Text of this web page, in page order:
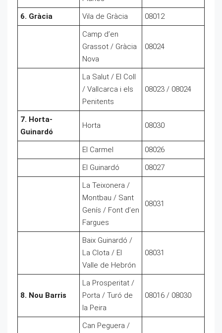
6. Gràcia
Vila de Gràcia
08012
Camp d’en
Grassot / Gràcia
Nova
08024
La Salut / El Coll
/ Vallcarca i els
Penitents
08023 / 08024
7. Horta-
Guinardó
Horta 08030
El Carmel
08026
El Guinardó
08027
La Teixonera /
Montbau / Sant
Genís / Font d’en
Fargues
08031
Baix Guinardó /
La Clota / El
Valle de Hebrón
08031
8. Nou Barris
La Prosperitat /
Porta / Turó de
la Peira
08016 / 08030
Can Peguera /